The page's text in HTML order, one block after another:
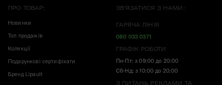
ПРО ТОВАР:
Новинки
Топ продажів
Колекції
Подарункові сертифікати
Бренд Lipault
ЗВ'ЯЗАТИСЯ З НАМИ:
ГАРЯЧА ЛІНІЯ
080 033 0371
ГРАФІК РОБОТИ
Пн-Пт: з 09:00 до 20:00
Сб-Нд: з 10:00 до 20:00
З ПИТАНЬ РЕКЛАМИ ТА